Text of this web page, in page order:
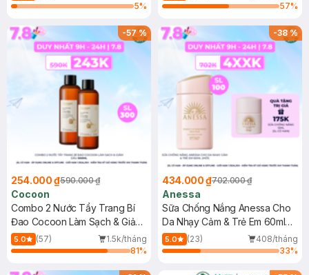
5%
57%
-57%
254.000 ₫590.000 ₫
Cocoon
Combo 2 Nước Tẩy Trang Bí
Đao Cocoon Làm Sạch & Giảm
Dầu 500ml
5.0 (57)
1.5k/tháng
81%
-38%
434.000 ₫702.000 ₫
Anessa
Sữa Chống Nắng Anessa Cho
Da Nhạy Cảm & Trẻ Em 60ml
(Mới)
5.0 (23)
408/tháng
33%